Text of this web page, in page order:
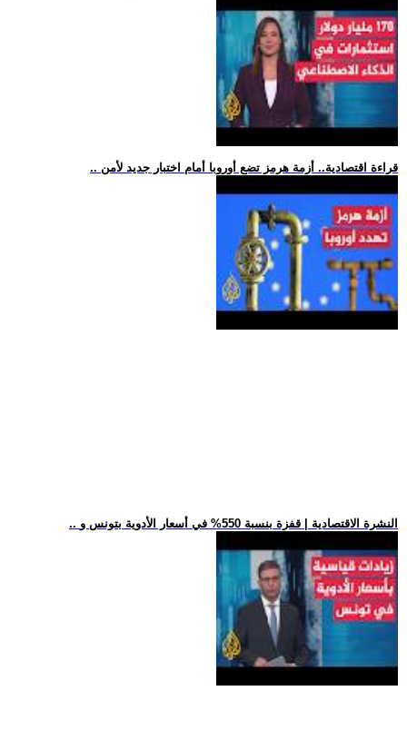
.. قراءة اقتصادية.. أزمة هرمز تضع أوروبا أمام اختبار جديد لأمن
.. النشرة الاقتصادية | قفزة بنسبة 550% في أسعار الأدوية بتونس و